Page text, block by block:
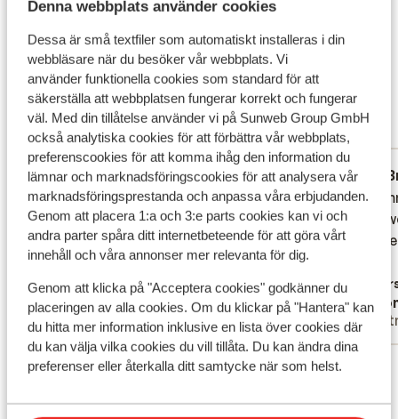
Denna webbplats använder cookies
Dessa är små textfiler som automatiskt installeras i din
webbläsare när du besöker vår webbplats. Vi
använder funktionella cookies som standard för att
säkerställa att webbplatsen fungerar korrekt och fungerar
väl. Med din tillåtelse använder vi på Sunweb Group GmbH
också analytiska cookies för att förbättra vår webbplats,
preferenscookies för att komma ihåg den information du
lämnar och marknadsföringscookies för att analysera vår
marknadsföringsprestanda och anpassa våra erbjudanden.
Genom att placera 1:a och 3:e parts cookies kan vi och
andra parter spåra ditt internetbeteende för att göra vårt
innehåll och våra annonser mer relevanta för dig.
Genom att klicka på "Acceptera cookies" godkänner du
placeringen av alla cookies. Om du klickar på "Hantera" kan
du hitta mer information inklusive en lista över cookies där
du kan välja vilka cookies du vill tillåta. Du kan ändra dina
preferenser eller återkalla ditt samtycke när som helst.
Precis utanför hotellområdet finns både en
klapperstensstrand och badplatåer. Klapperstenen
gör det turkosblå vattnet kristallklart och perfekt för
snorkling. Badskor kan vara skönt att ha och finns att
köpa på plats.
Det här är 100 % äkta kundrecensioner som verkligen
speglar deras upplevelser av vår produkt.
Mer om recensioner
8 Fantastisk
6 omdömen
Mest bokad av partner
9.7 Fantastisk
27 sep. 2025
We kregen een upgrate van hotelkamer
naar appartement,met prachtig uitzicht
over de haven van Postira!Heerlijk ontbijt
en leuke restaurantjes dichtbij.
We kregen een upgrate van hotelkamer
naar appartement,met prachtig uitzicht
over de haven van Postira!Heerlijk ontbijt
en leuke restaurantjes dichtbij.
Översätt till svenska
Tiète Herder
Partner
6.4
Visa alla 6 omdömen